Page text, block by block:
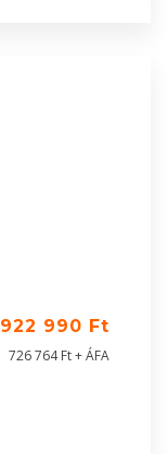
922 990 Ft
726 764 Ft + ÁFA